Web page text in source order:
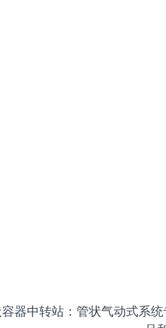
器中转站：管状气动式系